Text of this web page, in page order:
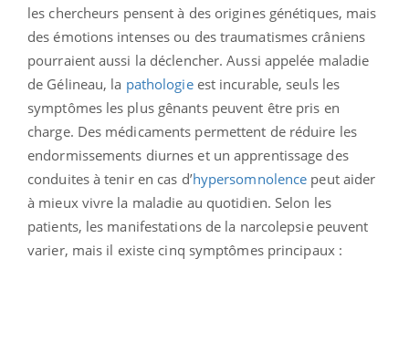
les chercheurs pensent à des origines génétiques, mais
des émotions intenses ou des traumatismes crâniens
pourraient aussi la déclencher. Aussi appelée maladie
de Gélineau, la pathologieest incurable, seuls les
symptômes les plus gênants peuvent être pris en
charge. Des médicaments permettent de réduire les
endormissements diurnes et un apprentissage des
conduites à tenir en cas d’hypersomnolence peut aider
à mieux vivre la maladie au quotidien. Selon les
patients, les manifestations de la narcolepsie peuvent
varier, mais il existe cinq symptômes principaux :